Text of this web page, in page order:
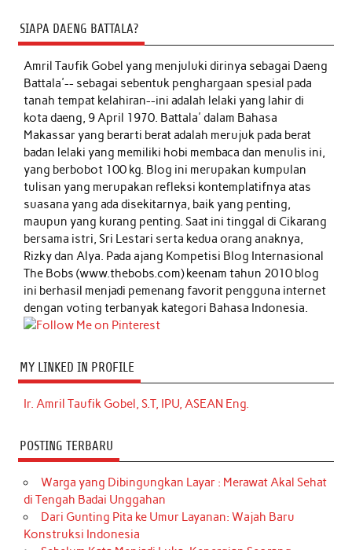
SIAPA DAENG BATTALA?
Amril Taufik Gobelyang menjuluki dirinya sebagai Daeng
Battala'-- sebagai sebentuk penghargaan spesial pada
tanah tempat kelahiran--ini adalah lelaki yang lahir di
kota daeng, 9 April 1970. Battala' dalam Bahasa
Makassar yang berarti berat adalah merujuk pada berat
badan lelaki yang memiliki hobi membaca dan menulis ini,
yang berbobot 100 kg. Blog ini merupakan kumpulan
tulisan yang merupakan refleksi kontemplatifnya atas
suasana yang ada disekitarnya, baik yang penting,
maupun yang kurang penting. Saat ini tinggal di Cikarang
bersama istri, Sri Lestari serta kedua orang anaknya,
Rizky dan Alya. Pada ajang Kompetisi Blog Internasional
The Bobs (www.thebobs.com) keenam tahun 2010 blog
ini berhasil menjadi pemenang favorit pengguna internet
dengan voting terbanyak kategori Bahasa Indonesia.
MY LINKED IN PROFILE
Ir. Amril Taufik Gobel, S.T, IPU, ASEAN Eng.
POSTING TERBARU
Warga yang Dibingungkan Layar : Merawat Akal Sehat
di Tengah Badai Unggahan
Dari Gunting Pita ke Umur Layanan: Wajah Baru
Konstruksi Indonesia